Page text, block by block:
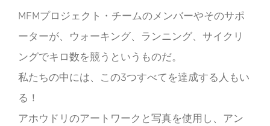
MFMプロジェクト・チームのメンバーやそのサポ
ーターが、ウォーキング、ランニング、サイクリ
ングでキロ数を競うというものだ。
私たちの中には、この3つすべてを達成する人もい
る！
アホウドリのアートワークと写真を使用し、アン